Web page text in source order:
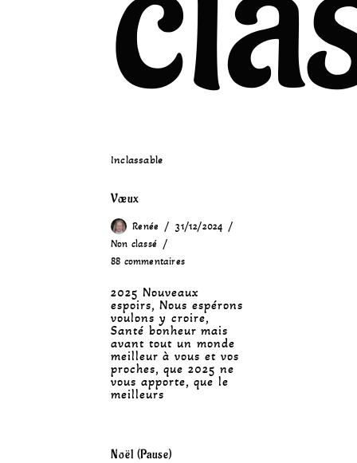
Inclassable
Vœux
Renée
31/12/2024
Non classé
88 commentaires
2025 Nouveaux
espoirs, Nous espérons
voulons y croire,
Santé bonheur mais
avant tout un monde
meilleur à vous et vos
proches, que 2025 ne
vous apporte, que le
meilleurs
Noël (Pause)